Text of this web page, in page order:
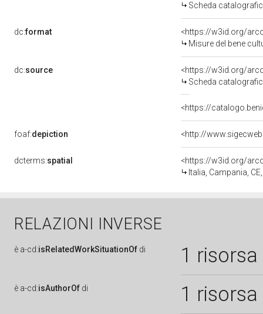
Scheda
dc:format
<https://w3id.org/
Misure del bene
dc:source
<https://w3id.org/
Scheda
<https://
foaf:depiction
dcterms:spatial
<https://w3id.org/
Italia, Campania,
RELAZIONI INVERSE
è a-cd:isRelatedWorkSituationOf di 1 risorsa
è a-cd:isAuthorOf di 1 risorsa